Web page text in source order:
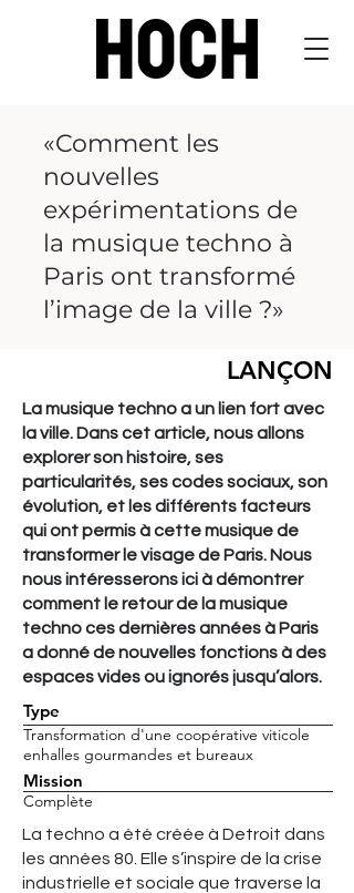
«Comment les
nouvelles
expérimentations de
la musique techno à
Paris ont transformé
l’image de la ville ?»
LANÇON
La musique techno a un lien fort avec
la ville. Dans cet article, nous allons
explorer son histoire, ses
particularités, ses codes sociaux, son
évolution, et les différents facteurs
qui ont permis à cette musique de
transformer le visage de Paris. Nous
nous intéresserons ici à démontrer
comment le retour de la musique
techno ces dernières années à Paris
a donné de nouvelles fonctions à des
espaces vides ou ignorés jusqu’alors.
Type
Transformation d'une coopérative viticole
enhalles gourmandes et bureaux
Mission
Complète
La techno a été créée à Detroit dans
les années 80. Elle s’inspire de la crise
industrielle et sociale que traverse la